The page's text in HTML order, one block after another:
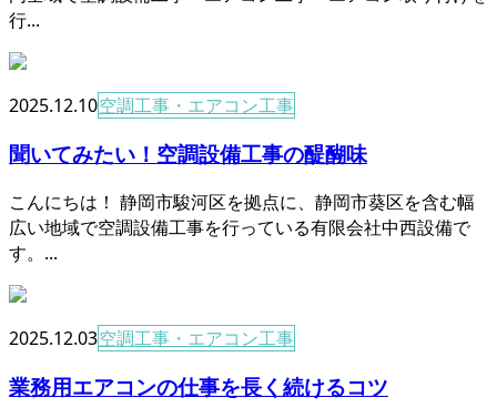
行...
2025.12.10空調工事・エアコン工事
聞いてみたい！空調設備工事の醍醐味
こんにちは！ 静岡市駿河区を拠点に、静岡市葵区を含む幅
広い地域で空調設備工事を行っている有限会社中西設備で
す。...
2025.12.03空調工事・エアコン工事
業務用エアコンの仕事を長く続けるコツ